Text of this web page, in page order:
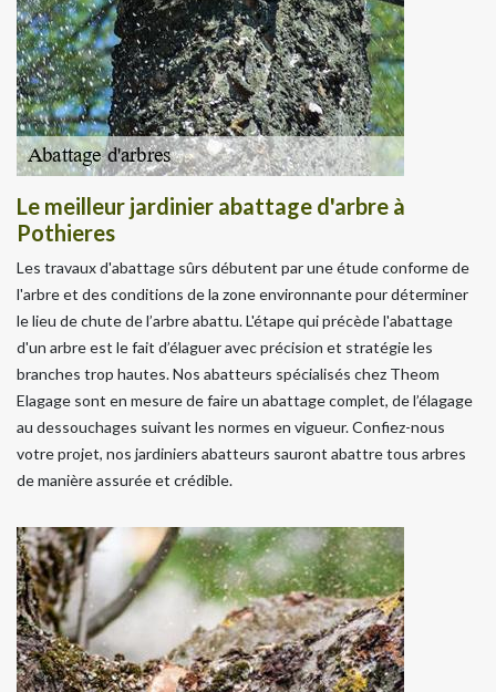
Le meilleur jardinier abattage d'arbre à
Pothieres
Les travaux d'abattage sûrs débutent par une étude conforme de
l'arbre et des conditions de la zone environnante pour déterminer
le lieu de chute de l’arbre abattu. L'étape qui précède l'abattage
d'un arbre est le fait d’élaguer avec précision et stratégie les
branches trop hautes. Nos abatteurs spécialisés chez Theom
Elagage sont en mesure de faire un abattage complet, de l’élagage
au dessouchages suivant les normes en vigueur. Confiez-nous
votre projet, nos jardiniers abatteurs sauront abattre tous arbres
de manière assurée et crédible.